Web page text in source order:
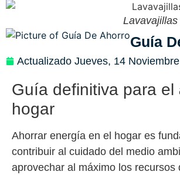
Guía
Actualizado Jueves, 14
Guía definitiva para el
hogar
Ahorrar energía en el hogar es
contribuir al cuidado del medio
aprovechar al máximo los